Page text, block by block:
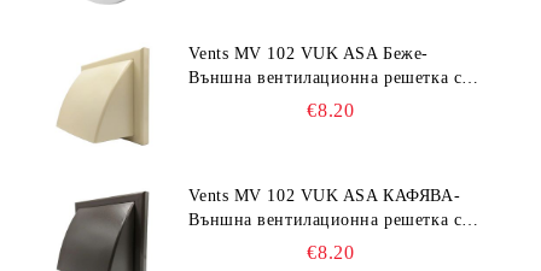
Vents MV 102 VUK ASA Беже-
Външна вентилационна решетка с
гравитачна клапа Ø 100, Ø 125,
€8.20
Vents MV 102 VUK ASA КАФЯВА-
Външна вентилационна решетка с
гравитачна клапа Ø 100, Ø 125,
€8.20